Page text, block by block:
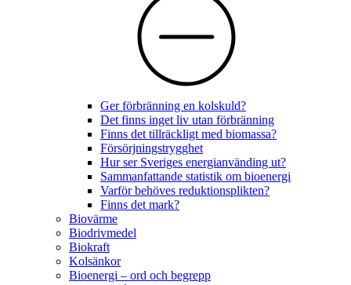
Ger förbränning en kolskuld?
Det finns inget liv utan förbränning
Finns det tillräckligt med biomassa?
Försörjningstrygghet
Hur ser Sveriges energianvänding ut?
Sammanfattande statistik om bioenergi
Varför behöves reduktionsplikten?
Finns det mark?
Biovärme
Biodrivmedel
Biokraft
Kolsänkor
Bioenergi – ord och begrepp